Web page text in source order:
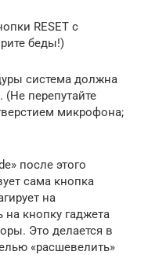
RESET c
беды!)
система должна
(Не перепутайте
микрофона;
после этого
сама кнопка
на
кнопку гаджета
Это делается в
«расшевелить»